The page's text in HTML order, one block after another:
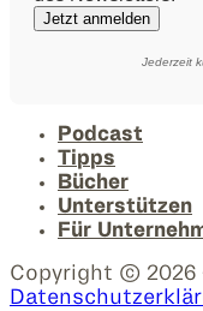
Jetzt anmelden
Jederzeit
Podcast
Tipps
Bücher
Unterstützen
Für
Copyright © 2026